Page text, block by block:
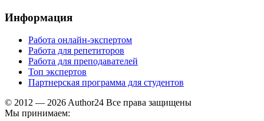
Информация
Работа онлайн-экспертом
Работа для репетиторов
Работа для преподавателей
Топ экспертов
Партнерская программа для студентов
© 2012 — 2026 Author24 Все права защищены
Мы принимаем: